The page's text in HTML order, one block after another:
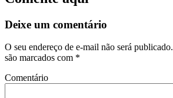
Deixe um comentário
O seu endereço de e-mail não será publicado.
são marcados com *
Comentário